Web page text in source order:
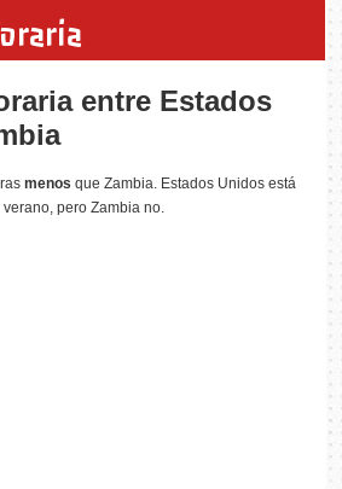
entre Estados
menos que Zambia. Estados Unidos está
pero Zambia no.